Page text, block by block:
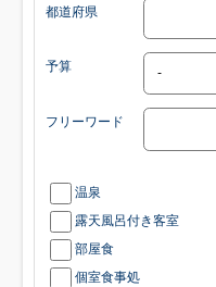
都道府県
予算
フリーワード
温泉
露天風呂付き客室
部屋食
個室食事処